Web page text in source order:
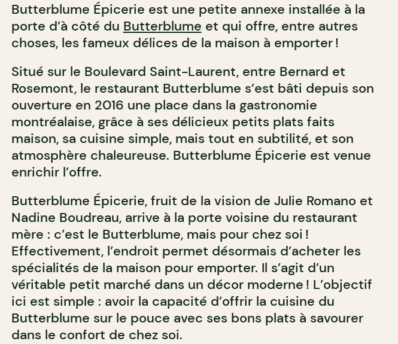
Butterblume Épicerie est une petite annexe installée à la
porte d’à côté du Butterblume et qui offre, entre autres
choses, les fameux délices de la maison à emporter !
Situé sur le Boulevard Saint-Laurent, entre Bernard et
Rosemont, le restaurant Butterblume s’est bâti depuis son
ouverture en 2016 une place dans la gastronomie
montréalaise, grâce à ses délicieux petits plats faits
maison, sa cuisine simple, mais tout en subtilité, et son
atmosphère chaleureuse. Butterblume Épicerie est venue
enrichir l’offre.
Butterblume Épicerie, fruit de la vision de Julie Romano et
Nadine Boudreau, arrive à la porte voisine du restaurant
mère : c’est le Butterblume, mais pour chez soi !
Effectivement, l’endroit permet désormais d’acheter les
spécialités de la maison pour emporter. Il s’agit d’un
véritable petit marché dans un décor moderne ! L’objectif
ici est simple : avoir la capacité d’offrir la cuisine du
Butterblume sur le pouce avec ses bons plats à savourer
dans le confort de chez soi.